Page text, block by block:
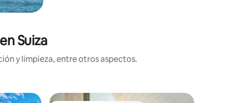
Suiza
y limpieza, entre otros aspectos.